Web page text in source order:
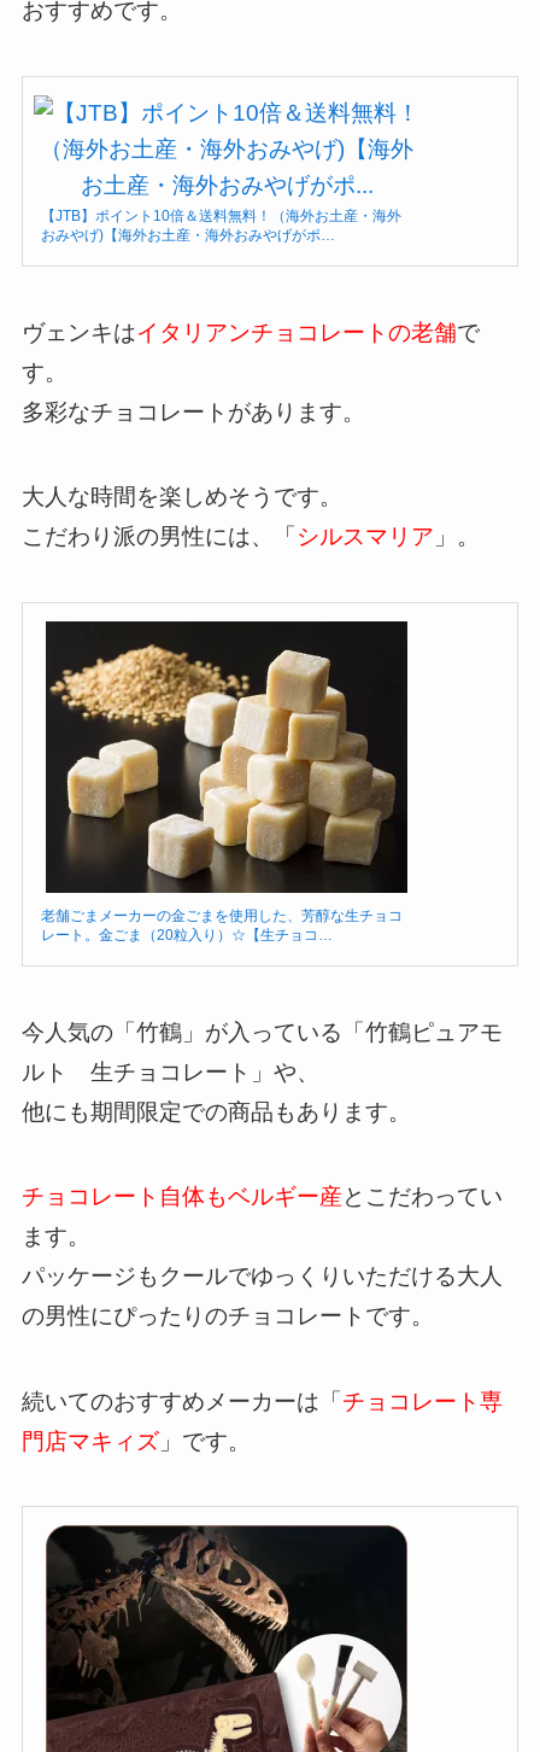
おすすめです。
【JTB】ポイント10倍＆送料無料！（海外お土産・海外
おみやげ)【海外お土産・海外おみやげがポ…
ヴェンキはイタリアンチョコレートの老舗で
す。
多彩なチョコレートがあります。
大人な時間を楽しめそうです。
こだわり派の男性には、「 シルスマリア 」。
老舗ごまメーカーの金ごまを使用した、芳醇な生チョコ
レート。金ごま（20粒入り）☆【生チョコ…
今人気の「竹鶴」が入っている「竹鶴ピュアモ
ルト 生チョコレート」や、
他にも期間限定での商品もあります。
チョコレート自体もベルギー産とこだわってい
ます。
パッケージもクールでゆっくりいただける大人
の男性にぴったりのチョコレートです。
続いてのおすすめメーカーは「チョコレート専
門店マキィズ」です。